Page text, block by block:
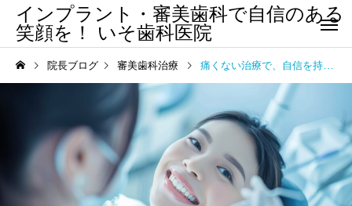
インプラント・審美歯科で自信のある
笑顔を！ いそ歯科医院
院長ブログ 審美歯科治療 痛くない治療で、自信を持って笑顔に！麻酔技術の進化